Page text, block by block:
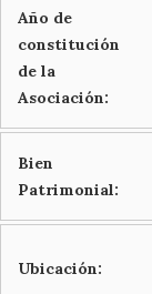
Año de
constitución
de la
Asociación:
Bien
Patrimonial:
Ubicación: